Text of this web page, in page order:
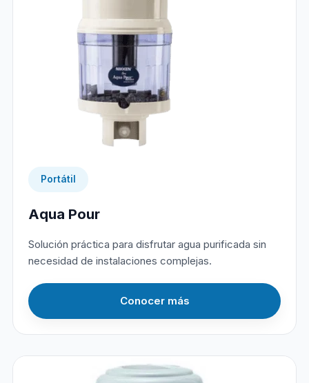
Portátil
Aqua Pour
Solución práctica para disfrutar agua purificada sin
necesidad de instalaciones complejas.
Conocer más